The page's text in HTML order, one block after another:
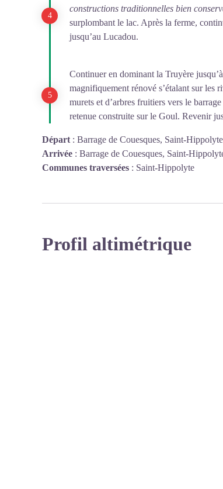
constructions traditionnelles bien
surplombant le lac. Après la ferme,
jusqu’au Lucadou.
Continuer en dominant la Truyère
magnifiquement rénové s’étalant sur les
murets et d’arbres fruitiers vers le
retenue construite sur le Goul. Revenir
Départ : Barrage de Couesques, Saint-Hippolyte
Arrivée : Barrage de Couesques, Saint-
Communes traversées : Saint-Hippolyte
Profil altimétrique